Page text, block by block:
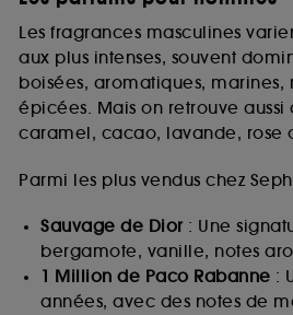
Les fragrances masculines
aux plus intenses, souvent
boisées, aromatiques, marines,
épicées. Mais on retrouve aussi
caramel, cacao, lavande, rose
Parmi les plus vendus chez
Sauvage de Dior: Une
bergamote, vanille, notes
1 Million de Paco Rabanne :
années, avec des notes de